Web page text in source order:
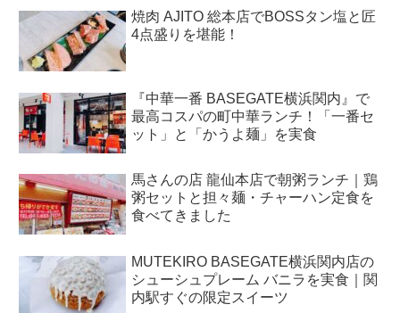
焼肉 AJITO 総本店でBOSSタン塩と匠
4点盛りを堪能！
『中華一番 BASEGATE横浜関内』で
最高コスパの町中華ランチ！「一番セ
ット」と「かうよ麺」を実食
馬さんの店 龍仙本店で朝粥ランチ｜鶏
粥セットと担々麺・チャーハン定食を
食べてきました
MUTEKIRO BASEGATE横浜関内店の
シューシュプレーム バニラを実食｜関
内駅すぐの限定スイーツ